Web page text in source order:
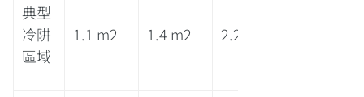
典型
冷阱
區域
1.1 m2 1.4 m2 2.2 m2